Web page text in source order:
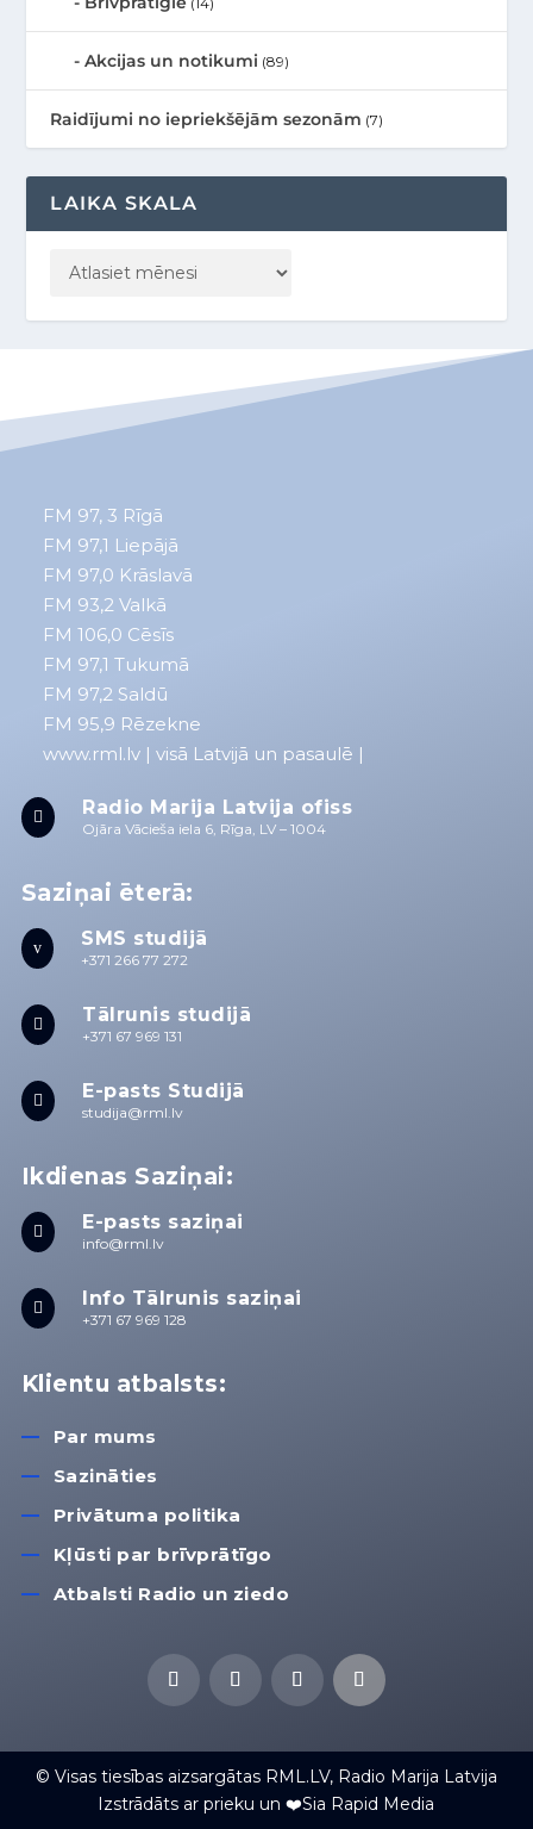
Akcijas un notikumi (89)
Raidījumi no iepriekšējām sezonām (7)
LAIKA SKALA
FM 97, 3 Rīgā
FM 97,1 Liepājā
FM 97,0 Krāslavā
FM 93,2 Valkā
FM 106,0 Cēsīs
FM 97,1 Tukumā
FM 97,2 Saldū
FM 95,9 Rēzekne
www.rml.lv| visā Latvijā un pasaulē |
 Radio Marija Latvija ofiss
Ojāra Vācieša iela 6, Rīga, LV – 1004
Saziņai ēterā:
v SMS studijā
+371 266 77 272
 Tālrunis studijā
+371 67 969 131
 E-pasts Studijā
studija@rml.lv
Ikdienas Saziņai:
 E-pasts saziņai
info@rml.lv
 Info Tālrunis saziņai
+371 67 969 128
Klientu atbalsts:
Par mums
Sazināties
Privātuma politika
Kļūsti par brīvprātīgo
Atbalsti Radio un ziedo
© Visas tiesības aizsargātas RML.LV, Radio Marija Latvija
Izstrādāts ar prieku un ❤️Sia Rapid Media